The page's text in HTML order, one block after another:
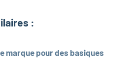
:
marque pour des basiques